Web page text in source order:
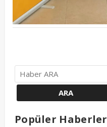
Popüler Haberler